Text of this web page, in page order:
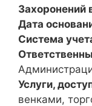
Захоронений
Дата
Система
Услуги,
венками,